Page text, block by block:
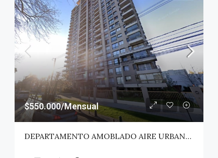
$550.000/Mensual
DEPARTAMENTO AMOBLADO AIRE URBANO (PAZ) – TALCA